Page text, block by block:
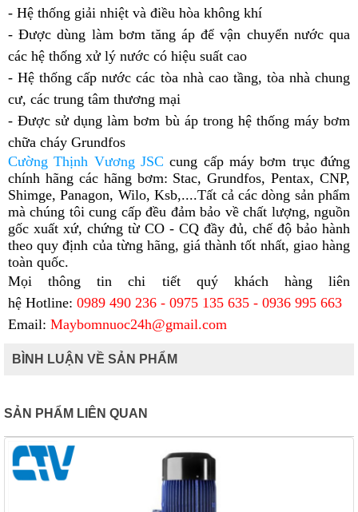
- Hệ thống giải nhiệt và điều hòa không khí
- Được dùng làm bơm tăng áp để vận chuyển nước qua
các hệ thống xử lý nước có hiệu suất cao
- Hệ thống cấp nước các tòa nhà cao tầng, tòa nhà chung
cư, các trung tâm thương mại
- Được sử dụng làm bơm bù áp trong hệ thống máy bơm
chữa cháy Grundfos
Cường Thịnh Vương JSC cung cấp máy bơm trục đứng
chính hãng các hãng bơm: Stac, Grundfos, Pentax, CNP,
Shimge, Panagon, Wilo, Ksb,....Tất cả các dòng sản phẩm
mà chúng tôi cung cấp đều đảm bảo về chất lượng, nguồn
gốc xuất xứ, chứng từ CO - CQ đầy đủ, chế độ bảo hành
theo quy định của từng hãng, giá thành tốt nhất, giao hàng
toàn quốc.
Mọi thông tin chi tiết quý khách hàng liên
hệ Hotline: 0989 490 236 - 0975 135 635 - 0936 995 663
Email: Maybomnuoc24h@gmail.com
BÌNH LUẬN VỀ SẢN PHẨM
SẢN PHẨM LIÊN QUAN